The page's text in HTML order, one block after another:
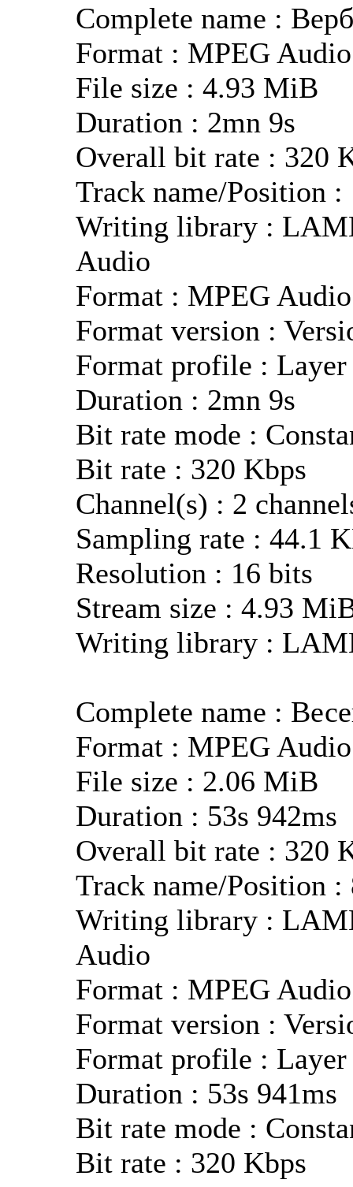
Complete name :
Format : MPEG Audio
File size : 4.93 MiB
Duration : 2mn 9s
Overall bit rate : 320
Track name/Position :
Writing library :
Audio
Format : MPEG Audio
Format version :
Format profile : Layer
Duration : 2mn 9s
Bit rate mode :
Bit rate : 320 Kbps
Channel(s) : 2
Sampling rate : 44.1
Resolution : 16 bits
Stream size : 4.93
Writing library :
Complete name :
Format : MPEG Audio
File size : 2.06 MiB
Duration : 53s 942ms
Overall bit rate : 320
Track name/Position :
Writing library :
Audio
Format : MPEG Audio
Format version :
Format profile : Layer
Duration : 53s 941ms
Bit rate mode :
Bit rate : 320 Kbps